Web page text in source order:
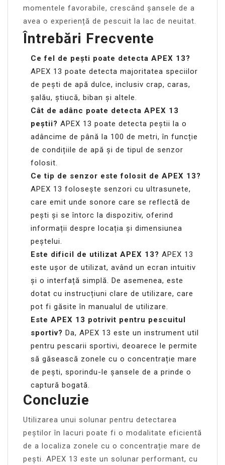
momentele favorabile, crescând șansele de a
avea o experiență de pescuit la lac de neuitat.
Întrebări Frecvente
Ce fel de pești poate detecta APEX 13?
APEX 13 poate detecta majoritatea speciilor
de pești de apă dulce, inclusiv crap, caras,
șalău, știucă, biban și altele.
Cât de adânc poate detecta APEX 13
peștii? APEX 13 poate detecta peștii la o
adâncime de până la 100 de metri, în funcție
de condițiile de apă și de tipul de senzor
folosit.
Ce tip de senzor este folosit de APEX 13?
APEX 13 folosește senzori cu ultrasunete,
care emit unde sonore care se reflectă de
pești și se întorc la dispozitiv, oferind
informații despre locația și dimensiunea
peștelui.
Este dificil de utilizat APEX 13? APEX 13
este ușor de utilizat, având un ecran intuitiv
și o interfață simplă. De asemenea, este
dotat cu instrucțiuni clare de utilizare, care
pot fi găsite în manualul de utilizare.
Este APEX 13 potrivit pentru pescuitul
sportiv? Da, APEX 13 este un instrument util
pentru pescarii sportivi, deoarece le permite
să găsească zonele cu o concentrație mare
de pești, sporindu-le șansele de a prinde o
captură bogată.
Concluzie
Utilizarea unui solunar pentru detectarea
peștilor în lacuri poate fi o modalitate eficientă
de a localiza zonele cu o concentrație mare de
pești. APEX 13 este un solunar performant, cu